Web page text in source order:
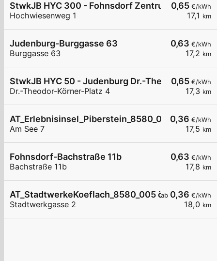
0,65 €/kWh
17,1 km
StwkJB HYC 300 - Fohnsdorf Zentrum
Hochwiesenweg 1
0,63 €/kWh
17,2 km
Judenburg-Burggasse 63
Burggasse 63
0,65 €/kWh
17,3 km
StwkJB HYC 50 - Judenburg Dr.-Theodor-
Dr.-Theodor-Körner-Platz 4
0,36 €/kWh
17,5 km
AT_Erlebnisinsel_Piberstein_8580_002 öffentlich
Am See 7
0,63 €/kWh
17,8 km
Fohnsdorf-Bachstraße 11b
Bachstraße 11b
ab 0,36 €/kWh
18,0 km
AT_StadtwerkeKoeflach_8580_005 öffentlich
Stadtwerkgasse 2